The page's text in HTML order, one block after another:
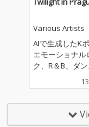
Various Artists
AIで生成したKポ
エモーショナル
ク、R＆B、ダ
ージックの曲を
ています。私の
入りの曲にな
願っています。